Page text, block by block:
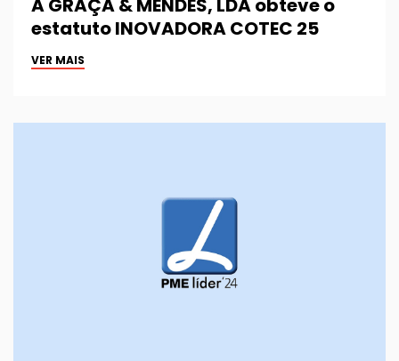
A GRAÇA & MENDES, LDA obteve o
estatuto INOVADORA COTEC 25
VER MAIS